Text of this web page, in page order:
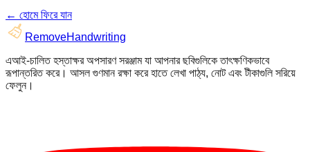
← হোমে ফিরে যান
RemoveHandwriting
এআই-চালিত হস্তাক্ষর অপসারণ সরঞ্জাম যা আপনার ছবিগুলিকে তাৎক্ষণিকভাবে
রূপান্তরিত করে। আসল গুণমান রক্ষা করে হাতে লেখা পাঠ্য, নোট এবং টীকাগুলি সরিয়ে
ফেলুন।